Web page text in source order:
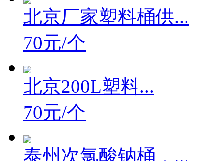
北京厂家塑料桶供...
70元/个
北京200L塑料...
70元/个